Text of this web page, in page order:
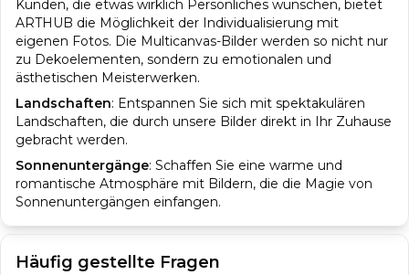
Kunden, die etwas wirklich Persönliches wünschen, bietet
ARTHUB die Möglichkeit der Individualisierung mit
eigenen Fotos. Die Multicanvas-Bilder werden so nicht nur
zu Dekoelementen, sondern zu emotionalen und
ästhetischen Meisterwerken.
Landschaften: Entspannen Sie sich mit spektakulären
Landschaften, die durch unsere Bilder direkt in Ihr Zuhause
gebracht werden.
Sonnenuntergänge: Schaffen Sie eine warme und
romantische Atmosphäre mit Bildern, die die Magie von
Sonnenuntergängen einfangen.
Häufig gestellte Fragen